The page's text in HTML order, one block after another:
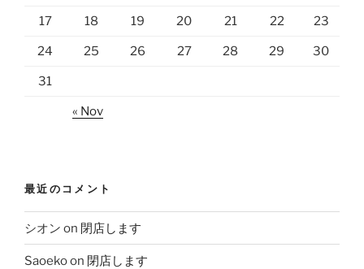
17 18 19 20 21 22 23
24 25 26 27 28 29 30
31
« Nov
最近のコメント
シオン on 閉店します
Saoekoon 閉店します